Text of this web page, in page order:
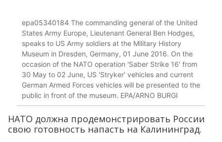
epa05340184 The commanding general of the United
States Army Europe, Lieutenant General Ben Hodges,
speaks to US Army soldiers at the Military History
Museum in Dresden, Germany, 01 June 2016. On the
occasion of the NATO operation 'Saber Strike 16' from
30 May to 02 June, US 'Stryker' vehicles and current
German Armed Forces vehicles will be presented to the
public in front of the museum. EPA/ARNO BURGI
НАТО должна продемонстрировать России
свою готовность напасть на Калининград.